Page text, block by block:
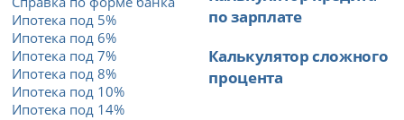
Ипотека под 5%
Ипотека под 6%
Ипотека под 7%
Ипотека под 8%
Ипотека под 10%
Ипотека под 14%
по зарплате
Калькулятор сложного
процента